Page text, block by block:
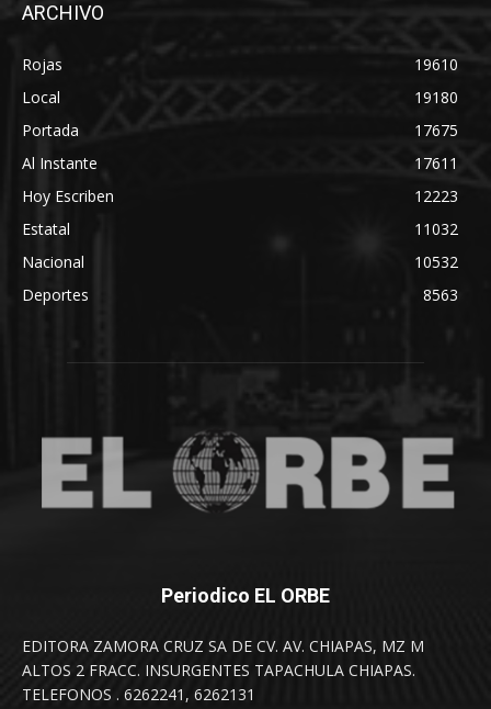
ARCHIVO
Rojas
19610
Local
19180
Portada
17675
Al Instante
17611
Hoy Escriben
12223
Estatal
11032
Nacional
10532
Deportes
8563
Periodico EL ORBE
EDITORA ZAMORA CRUZ SA DE CV. AV. CHIAPAS, MZ M
ALTOS 2 FRACC. INSURGENTES TAPACHULA CHIAPAS.
TELEFONOS . 6262241, 6262131